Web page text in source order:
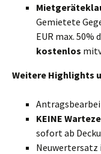
Gemietete
EUR max. 50%
kostenlos
Weitere Highlights
KEINE
sofort ab
Neuwertersatz